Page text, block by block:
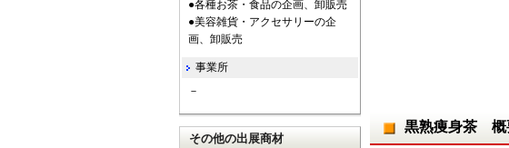
黒熟痩身茶 概
●各種お茶・食品の企画、卸販売
●美容雑貨・アクセサリーの企
画、卸販売
事業所
－
その他の出展商材